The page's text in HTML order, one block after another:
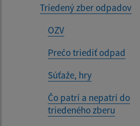
Triedený zber odpadov
OZV
Prečo triediť odpad
Súťaže, hry
Čo patrí a nepatrí do
triedeného zberu